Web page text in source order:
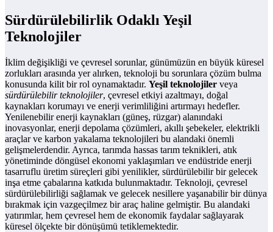
Sürdürülebilirlik Odaklı Yeşil
Teknolojiler
İklim değişikliği ve çevresel sorunlar, günümüzün en büyük küresel
zorlukları arasında yer alırken, teknoloji bu sorunlara çözüm bulma
konusunda kilit bir rol oynamaktadır. Yeşil teknolojiler veya
sürdürülebilir teknolojiler, çevresel etkiyi azaltmayı, doğal
kaynakları korumayı ve enerji verimliliğini artırmayı hedefler.
Yenilenebilir enerji kaynakları (güneş, rüzgar) alanındaki
inovasyonlar, enerji depolama çözümleri, akıllı şebekeler, elektrikli
araçlar ve karbon yakalama teknolojileri bu alandaki önemli
gelişmelerdendir. Ayrıca, tarımda hassas tarım teknikleri, atık
yönetiminde döngüsel ekonomi yaklaşımları ve endüstride enerji
tasarruflu üretim süreçleri gibi yenilikler, sürdürülebilir bir gelecek
inşa etme çabalarına katkıda bulunmaktadır. Teknoloji, çevresel
sürdürülebilirliği sağlamak ve gelecek nesillere yaşanabilir bir dünya
bırakmak için vazgeçilmez bir araç haline gelmiştir. Bu alandaki
yatırımlar, hem çevresel hem de ekonomik faydalar sağlayarak
küresel ölçekte bir dönüşümü tetiklemektedir.